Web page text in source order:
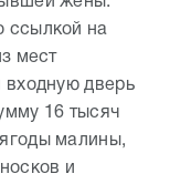
ссылкой на
мест
дверь
16 тысяч
малины,
и